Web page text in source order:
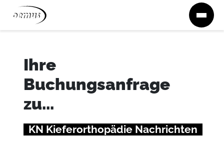
Zum Inhalt springen
Ihre
Buchungsanfrage
zu...
KN Kieferorthopädie Nachrichten